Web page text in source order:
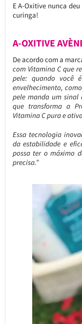
E A-Oxitive nunca
curinga!
A-OXITIVE
De acordo com a
com Vitamina C que
pele: quando você
envelhecimento,
pele manda um sinal
que transforma a
Vitamina C pura e
Essa tecnologia
da estabilidade e
possa ter o máximo
precisa.”